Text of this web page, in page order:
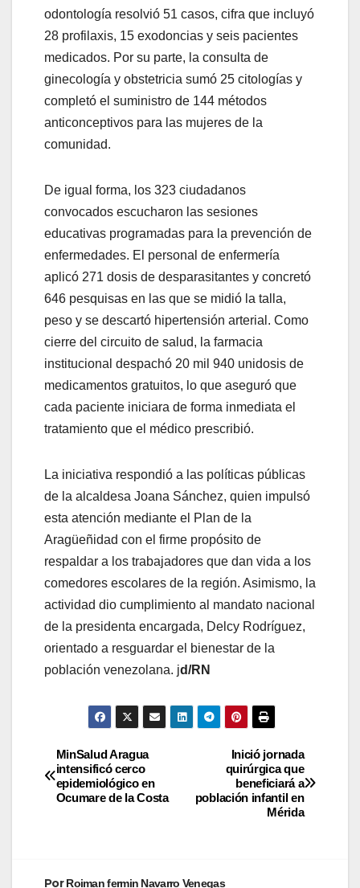
odontología resolvió 51 casos, cifra que incluyó
28 profilaxis, 15 exodoncias y seis pacientes
medicados. Por su parte, la consulta de
ginecología y obstetricia sumó 25 citologías y
completó el suministro de 144 métodos
anticonceptivos para las mujeres de la
comunidad.
De igual forma, los 323 ciudadanos
convocados escucharon las sesiones
educativas programadas para la prevención de
enfermedades. El personal de enfermería
aplicó 271 dosis de desparasitantes y concretó
646 pesquisas en las que se midió la talla,
peso y se descartó hipertensión arterial. Como
cierre del circuito de salud, la farmacia
institucional despachó 20 mil 940 unidosis de
medicamentos gratuitos, lo que aseguró que
cada paciente iniciara de forma inmediata el
tratamiento que el médico prescribió.
La iniciativa respondió a las políticas públicas
de la alcaldesa Joana Sánchez, quien impulsó
esta atención mediante el Plan de la
Aragüeñidad con el firme propósito de
respaldar a los trabajadores que dan vida a los
comedores escolares de la región. Asimismo, la
actividad dio cumplimiento al mandato nacional
de la presidenta encargada, Delcy Rodríguez,
orientado a resguardar el bienestar de la
población venezolana. jd/RN
Inició jornada
quirúrgica que
beneficiará a
población infantil en
Mérida
MinSalud Aragua
intensificó cerco
epidemiológico en
Ocumare de la Costa
PorRoiman fermin Navarro Venegas